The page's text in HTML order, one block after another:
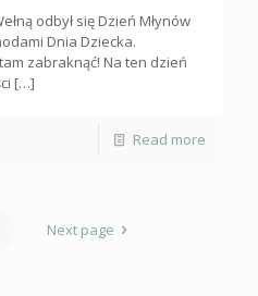
odbył się Dzień Młynów
Dnia Dziecka.
zabraknąć! Na ten dzień
[…]
Read more
Next page